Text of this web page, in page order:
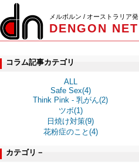
メルボルン / オーストラリア発
DENGON NET
コラム記事カテゴリ
ALL
Safe Sex(4)
Think Pink - 乳がん(2)
ツボ(1)
日焼け対策(9)
花粉症のこと(4)
カテゴリ－